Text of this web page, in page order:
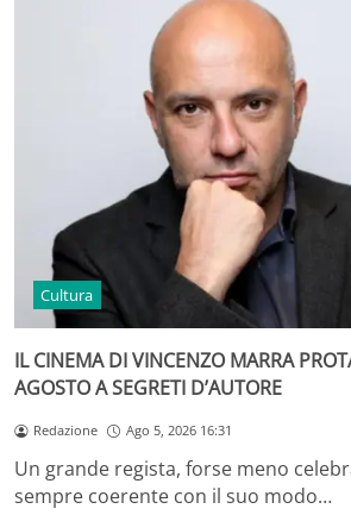
Cultura
IL CINEMA DI VINCENZO MARRA
AGOSTO A SEGRETI D’AUTORE
Redazione Ago 5, 2026 16:31
Un grande regista, forse meno
sempre coerente con il suo modo…